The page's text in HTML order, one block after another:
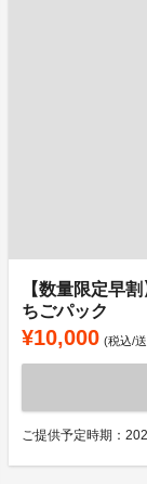
【数量限定早
ちごパック
¥10,000 (税込/
ご提供予定時期：